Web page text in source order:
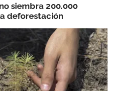
siembra 200.000
deforestación